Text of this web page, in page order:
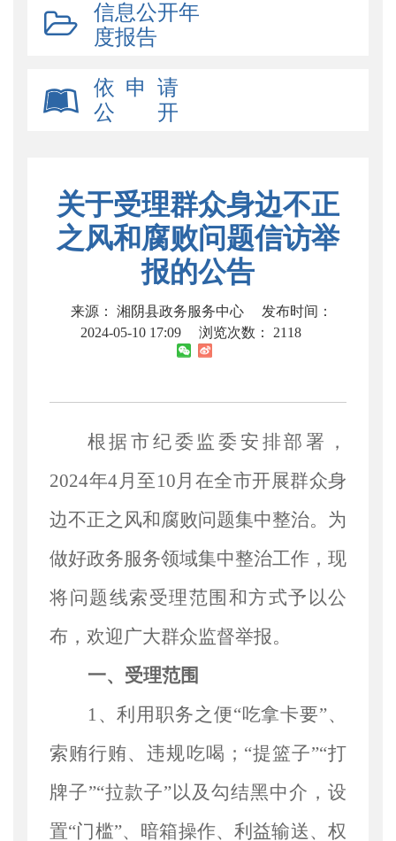
信息公开年
度报告
依 申 请
公 开
关于受理群众身边不正
之风和腐败问题信访举
报的公告
来源： 湘阴县政务服务中心
发布时间：
2024-05-10 17:09
浏览次数： 2118
根据市纪委监委安排部署，
2024年4月至10月在全市开展群众身
边不正之风和腐败问题集中整治。为
做好政务服务领域集中整治工作，现
将问题线索受理范围和方式予以公
布，欢迎广大群众监督举报。
一、受理范围
1、利用职务之便“吃拿卡要”、
索贿行贿、违规吃喝 ； “提篮子”“打
牌子”“拉款子”以及勾结黑中介，设
置“门槛”、暗箱操作、利益输送、权